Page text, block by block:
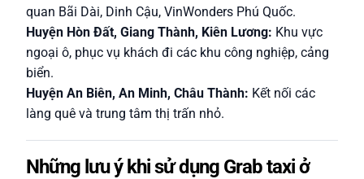
quan Bãi Dài, Dinh Cậu, VinWonders Phú Quốc.
Huyện Hòn Đất, Giang Thành, Kiên Lương: Khu vực
ngoại ô, phục vụ khách đi các khu công nghiệp, cảng
biển.
Huyện An Biên, An Minh, Châu Thành: Kết nối các
làng quê và trung tâm thị trấn nhỏ.
Những lưu ý khi sử dụng Grab taxi ở